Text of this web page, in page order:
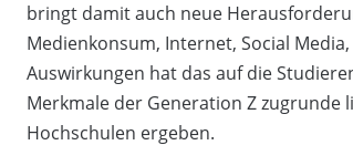
bringt damit auch neue
Medienkonsum, Internet, Social
Auswirkungen hat das auf die
Merkmale der Generation Z
Hochschulen ergeben.